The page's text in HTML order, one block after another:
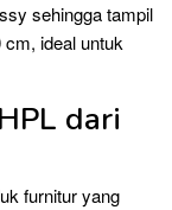
sehingga tampil
ideal untuk
dari
furnitur yang